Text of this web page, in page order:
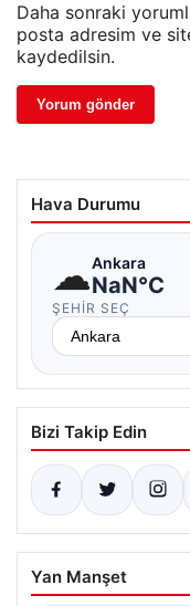
Daha sonraki
posta adresim ve
kaydedilsin.
Hava Durumu
☁Ankara
NaN°C
ŞEHIR SEÇ
Bizi Takip Edin
Yan Manşet